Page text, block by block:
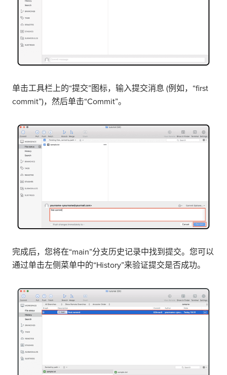
单击工具栏上的“提交”图标，输入提交消息 (例如，“first
commit”)，然后单击“Commit”。
完成后，您将在“main”分支历史记录中找到提交。您可以
通过单击左侧菜单中的“History”来验证提交是否成功。